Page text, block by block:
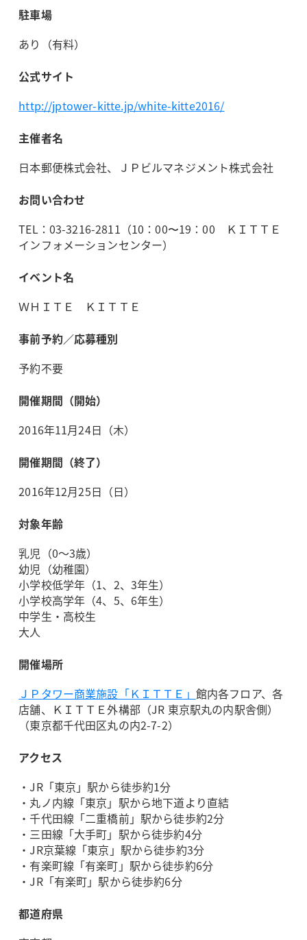
駐車場
あり（有料）
公式サイト
http://jptower-kitte.jp/white-kitte2016/
主催者名
日本郵便株式会社、ＪＰビルマネジメント株式会社
お問い合わせ
TEL：03-3216-2811（10：00〜19：00 ＫＩＴＴＥ
インフォメーションセンター）
イベント名
ＷＨＩＴＥ ＫＩＴＴＥ
事前予約／応募種別
予約不要
開催期間（開始）
2016年11月24日（木）
開催期間（終了）
2016年12月25日（日）
対象年齢
乳児（0～3歳）
幼児（幼稚園）
小学校低学年（1、2、3年生）
小学校高学年（4、5、6年生）
中学生・高校生
大人
開催場所
ＪＰタワー商業施設「ＫＩＴＴＥ」 館内各フロア、各
店舗、ＫＩＴＴＥ外構部（JR 東京駅丸の内駅舎側）
（東京都千代田区丸の内2-7-2）
アクセス
・JR「東京」駅から徒歩約1分
・丸ノ内線「東京」駅から地下道より直結
・千代田線「二重橋前」駅から徒歩約2分
・三田線「大手町」駅から徒歩約4分
・JR京葉線「東京」駅から徒歩約3分
・有楽町線「有楽町」駅から徒歩約6分
・JR「有楽町」駅から徒歩約6分
都道府県